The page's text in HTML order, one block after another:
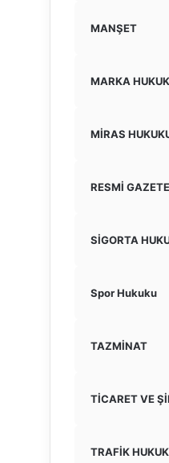
MANŞET
MARKA
MİRAS
RESMİ GAZETE
SİGORTA
Spor Hukuku
TAZMİNAT
TİCARET VE
TRAFİK